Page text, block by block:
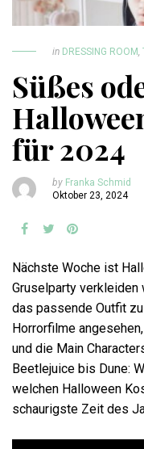
in DRESSING ROOM,
Süßes
für 2024
by Franka Schmid
Oktober 23, 2024
Nächste Woche ist
Gruselparty verkleiden
das passende Outfit
Horrorfilme
und die Main
Beetlejuice bis Dune:
welchen Halloween
schaurigste Zeit des